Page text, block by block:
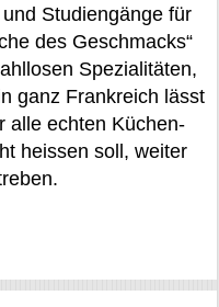
Studiengänge für
des Geschmacks“
Spezialitäten,
ganz Frankreich lässt
alle echten Küchen-
heissen soll, weiter